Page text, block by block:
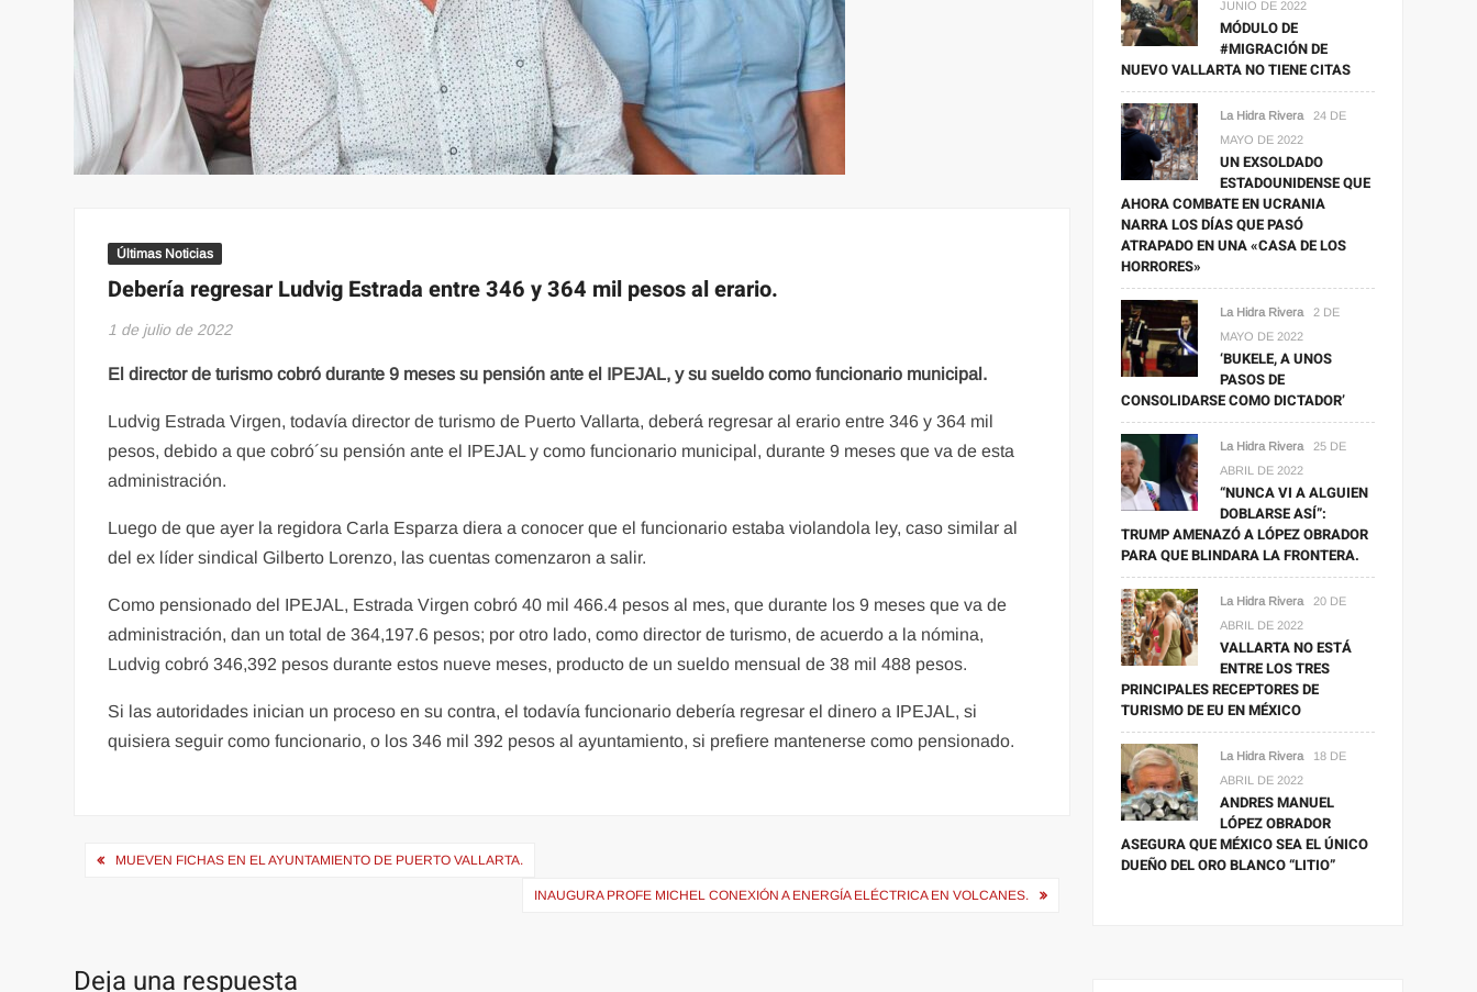
Últimas Noticias
Debería regresar Ludvig Estrada entre 346 y 364 mil pesos al erario.
1 de julio de 2022
El director de turismo cobró durante 9 meses su pensión ante el IPEJAL, y su sueldo como funcionario municipal.
Ludvig Estrada Virgen, todavía director de turismo de Puerto Vallarta, deberá regresar al erario entre 346 y 364 mil
pesos, debido a que cobró´su pensión ante el IPEJAL y como funcionario municipal, durante 9 meses que va de esta
administración.
Luego de que ayer la regidora Carla Esparza diera a conocer que el funcionario estaba violandola ley, caso similar al
del ex líder sindical Gilberto Lorenzo, las cuentas comenzaron a salir.
Como pensionado del IPEJAL, Estrada Virgen cobró 40 mil 466.4 pesos al mes, que durante los 9 meses que va de
administración, dan un total de 364,197.6 pesos; por otro lado, como director de turismo, de acuerdo a la nómina,
Ludvig cobró 346,392 pesos durante estos nueve meses, producto de un sueldo mensual de 38 mil 488 pesos.
Si las autoridades inician un proceso en su contra, el todavía funcionario debería regresar el dinero a IPEJAL, si
quisiera seguir como funcionario, o los 346 mil 392 pesos al ayuntamiento, si prefiere mantenerse como pensionado.
Navegación
MUEVEN FICHAS EN EL AYUNTAMIENTO DE PUERTO VALLARTA.
INAUGURA PROFE MICHEL CONEXIÓN A ENERGÍA ELÉCTRICA EN VOLCANES.
Deja una respuesta
JUNIO DE 2022
MÓDULO DE
#MIGRACIÓN DE
NUEVO VALLARTA NO TIENE CITAS
La Hidra Rivera
24 DE
MAYO DE 2022
UN EXSOLDADO
ESTADOUNIDENSE QUE
AHORA COMBATE EN UCRANIA
NARRA LOS DÍAS QUE PASÓ
ATRAPADO EN UNA «CASA DE LOS
HORRORES»
La Hidra Rivera
2 DE
MAYO DE 2022
‘BUKELE, A UNOS
PASOS DE
CONSOLIDARSE COMO DICTADOR’
La Hidra Rivera
25 DE
ABRIL DE 2022
“NUNCA VI A ALGUIEN
DOBLARSE ASÍ”:
TRUMP AMENAZÓ A LÓPEZ OBRADOR
PARA QUE BLINDARA LA FRONTERA.
La Hidra Rivera
20 DE
ABRIL DE 2022
VALLARTA NO ESTÁ
ENTRE LOS TRES
PRINCIPALES RECEPTORES DE
TURISMO DE EU EN MÉXICO
La Hidra Rivera
18 DE
ABRIL DE 2022
ANDRES MANUEL
LÓPEZ OBRADOR
ASEGURA QUE MÉXICO SEA EL ÚNICO
DUEÑO DEL ORO BLANCO “LITIO”